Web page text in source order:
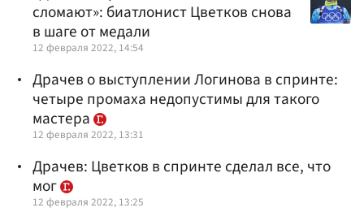
сломают»: биатлонист Цветков снова
в шаге от медали
12 февраля 2022, 14:54
Драчев о выступлении Логинова в спринте:
четыре промаха недопустимы для такого
мастера
12 февраля 2022, 13:31
Драчев: Цветков в спринте сделал все, что
мог
12 февраля 2022, 13:25